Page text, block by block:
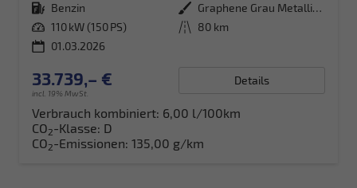
Kraftstoff Benzin Außenfarbe
Graphene Grau Metallic (R6)
Leistung 110 kW (150 PS) Kilometerstand 80 km
01.03.2026
33.739,– €
incl. 19% MwSt.
Details
Verbrauch kombiniert: 6,00 l/100km
CO2-Klasse: D
CO2-Emissionen: 135,00 g/km